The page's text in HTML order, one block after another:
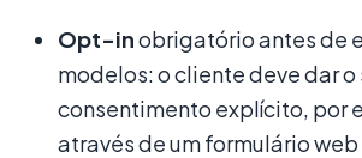
Opt-inobrigatório antes de
modelos: o cliente deve dar o
consentimento explícito, por
através de um formulário